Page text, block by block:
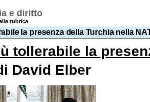
e diritto
rubrica
la presenza della Turchia nella
tollerabile la
David Elber